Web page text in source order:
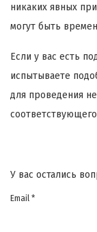
никаких явных
могут быть
Если у вас есть
испытываете
для проведения
У вас остались
Email *